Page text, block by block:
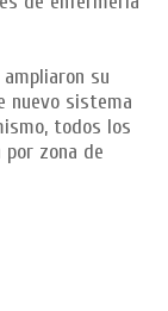
su
nuevo sistema
todos los
zona de